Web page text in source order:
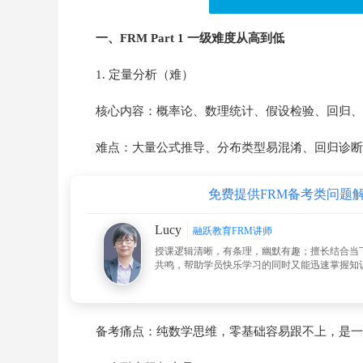
一、FRM Part 1 一级难度从高到低
1. 定量分析（难）
核心内容：概率论、数理统计、假设检验、回归
难点：大量公式推导、分布类型易混淆、回归诊
免费提供FRM备考类问题
Lucy
融跃教育FRM讲师
授课逻辑清晰，有条理，幽默有趣；擅长结合
共鸣，帮助学员快乐学习的同时又能迅速掌握
备考痛点：纯数学思维，零基础容易跟不上，是